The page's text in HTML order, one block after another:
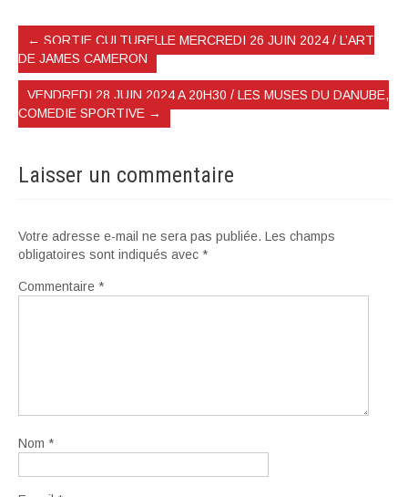
← SORTIE CULTURELLE MERCREDI 26 JUIN 2024 / L’ART
DE JAMES CAMERON
VENDREDI 28 JUIN 2024 A 20H30 / LES MUSES DU DANUBE,
COMEDIE SPORTIVE →
Laisser un commentaire
Votre adresse e-mail ne sera pas publiée. Les champs
obligatoires sont indiqués avec *
Commentaire *
Nom *